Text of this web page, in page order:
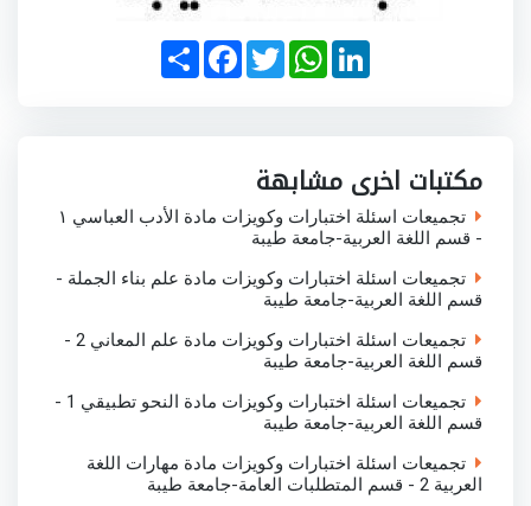
S
h
a
F
a
c
T
w
i
W
h
a
p
p
L
i
n
n
مكتبات اخرى مشابهة
تجميعات اسئلة اختبارات وكويزات مادة الأدب العباسي ١
- قسم اللغة العربية-جامعة طيبة
تجميعات اسئلة اختبارات وكويزات مادة علم بناء الجملة -
قسم اللغة العربية-جامعة طيبة
تجميعات اسئلة اختبارات وكويزات مادة علم المعاني 2 -
قسم اللغة العربية-جامعة طيبة
تجميعات اسئلة اختبارات وكويزات مادة النحو تطبيقي 1 -
قسم اللغة العربية-جامعة طيبة
تجميعات اسئلة اختبارات وكويزات مادة مهارات اللغة
العربية 2 - قسم المتطلبات العامة-جامعة طيبة